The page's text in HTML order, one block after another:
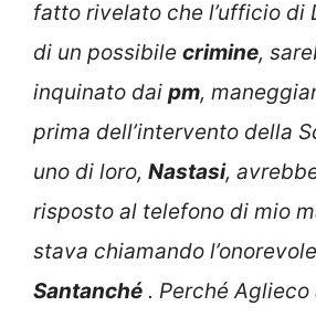
fatto rivelato che l’ufficio di
di un possibile crimine,
inquinato dai pm,
prima dell’intervento della
uno di loro, Nastasi,
risposto al telefono di mio
stava chiamando l’onorevole
Santanché . Perché